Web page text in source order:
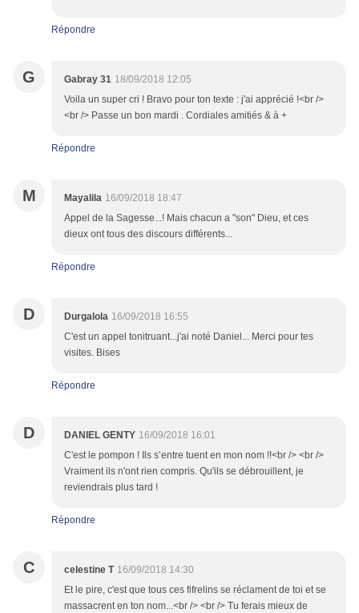
Répondre
G Gabray 31 18/09/2018 12:05
Voila un super cri ! Bravo pour ton texte : j'ai apprécié !<br />
<br /> Passe un bon mardi . Cordiales amitiés & à +
Répondre
M Mayalila 16/09/2018 18:47
Appel de la Sagesse...! Mais chacun a "son" Dieu, et ces
dieux ont tous des discours différents...
Répondre
D Durgalola 16/09/2018 16:55
C'est un appel tonitruant...j'ai noté Daniel... Merci pour tes
visites. Bises
Répondre
D DANIEL GENTY 16/09/2018 16:01
C'est le pompon ! Ils s’entre tuent en mon nom !!<br /> <br />
Vraiment ils n'ont rien compris. Qu'ils se débrouillent, je
reviendrais plus tard !
Répondre
C celestine T 16/09/2018 14:30
Et le pire, c'est que tous ces fifrelins se réclament de toi et se
massacrent en ton nom...<br /> <br /> Tu ferais mieux de